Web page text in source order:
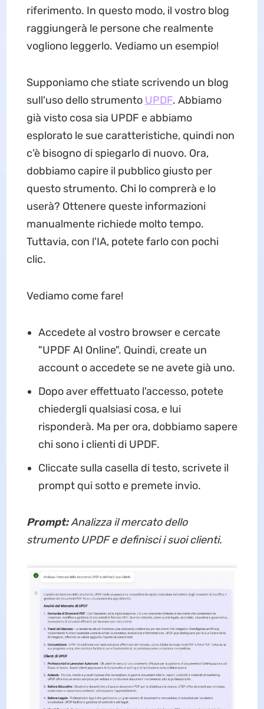
riferimento. In questo modo, il vostro blog
raggiungerà le persone che realmente
vogliono leggerlo. Vediamo un esempio!
Supponiamo che stiate scrivendo un blog
sull'uso dello strumento UPDF. Abbiamo
già visto cosa sia UPDF e abbiamo
esplorato le sue caratteristiche, quindi non
c'è bisogno di spiegarlo di nuovo. Ora,
dobbiamo capire il pubblico giusto per
questo strumento. Chi lo comprerà e lo
userà? Ottenere queste informazioni
manualmente richiede molto tempo.
Tuttavia, con l'IA, potete farlo con pochi
clic.
Vediamo come fare!
Accedete al vostro browser e cercate
"UPDF AI Online". Quindi, create un
account o accedete se ne avete già uno.
Dopo aver effettuato l'accesso, potete
chiedergli qualsiasi cosa, e lui
risponderà. Ma per ora, dobbiamo sapere
chi sono i clienti di UPDF.
Cliccate sulla casella di testo, scrivete il
prompt qui sotto e premete invio.
Prompt:Analizza il mercato dello
strumento UPDF e definisci i suoi clienti.